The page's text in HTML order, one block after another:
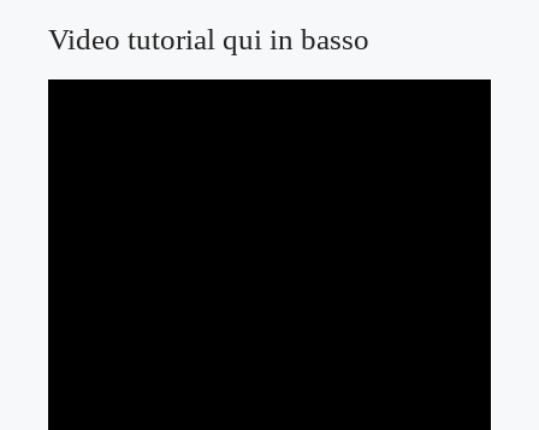
Video tutorial qui in basso